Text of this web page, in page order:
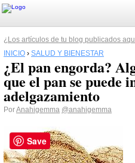
¿Los artículos de tu blog publicados
INICIO › SALUD Y BIENESTAR
¿El pan engorda?
que el pan se puede
adelgazamiento
PorAnahigemma @anahigemma
Save